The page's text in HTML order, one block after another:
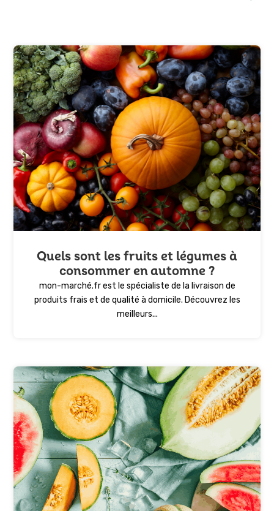
Quels sont les fruits et légumes à
consommer en automne ?
mon-marché.fr est le spécialiste de la livraison de
produits frais et de qualité à domicile. Découvrez les
meilleurs...